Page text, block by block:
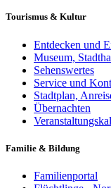
Tourismus & Kultur
Entdecken und
Museum,
Sehenswertes
Service und
Stadtplan,
Übernachten
Familie & Bildung
Familienportal